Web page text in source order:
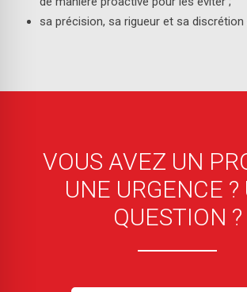
sa précision, sa rigueur et sa discrétion
VOUS AVEZ UN
UNE URGENCE ?
QUESTION ?